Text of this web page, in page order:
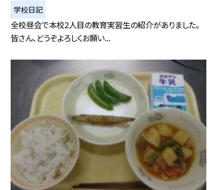
学校日記
全校昼会で本校2人目の教育実習生の紹介がありました。
皆さん、どうぞよろしくお願い...